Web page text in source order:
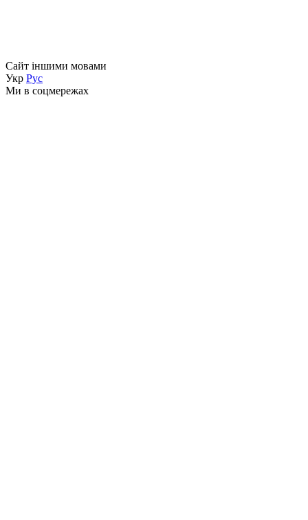
Сайт іншими мовами
Укр Рус
Ми в соцмережах